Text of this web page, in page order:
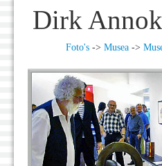
Dirk
Foto's -> Musea ->